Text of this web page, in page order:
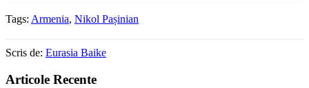
Tags: Armenia, Nikol Pașinian
Scris de: Eurasia Baike
Articole Recente